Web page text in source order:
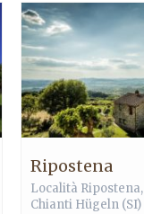
Ripostena
Località Ripostena,
Chianti Hügeln(SI)